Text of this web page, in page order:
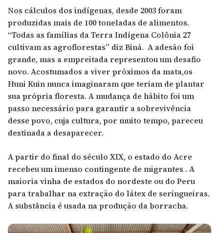
Nos cálculos dos indígenas, desde 2003 foram
produzidas mais de 100 toneladas de alimentos.
“Todas as famílias da Terra Indígena Colônia 27
cultivam as agroflorestas” diz Biná. A adesão foi
grande, mas a empreitada representou um desafio
novo. Acostumados a viver próximos da mata,os
Huni Kuin nunca imaginaram que teriam de plantar
sua própria floresta. A mudança de hábito foi um
passo necessário para garantir a sobrevivência
desse povo, cuja cultura, por muito tempo, pareceu
destinada a desaparecer.
A partir do final do século XIX, o estado do Acre
recebeu um imenso contingente de migrantes . A
maioria vinha de estados do nordeste ou do Peru
para trabalhar na extração do látex de seringueiras.
A substância é usada na produção da borracha.